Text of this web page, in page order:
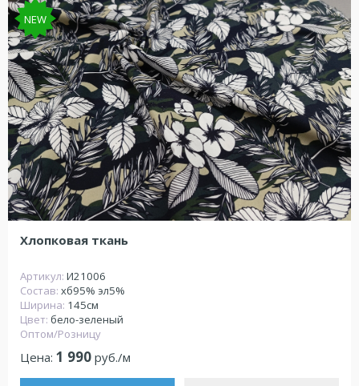
NEW
Хлопковая ткань
Артикул: И21006
Состав: хб95% эл5%
Ширина: 145см
Цвет: бело-зеленый
Оптом/Розницу
Цена: 1 990 руб./м